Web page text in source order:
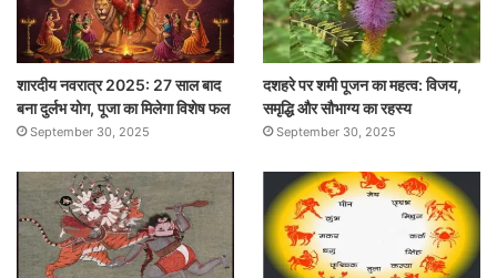
शारदीय नवरात्र 2025: 27 साल बाद
बना दुर्लभ योग, पूजा का मिलेगा विशेष फल
September 30, 2025
दशहरे पर शमी पूजन का महत्व: विजय,
समृद्धि और सौभाग्य का रहस्य
September 30, 2025